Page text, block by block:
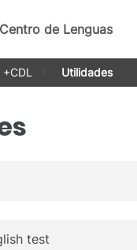
Centro de Lenguas
+CDL Utilidades
test